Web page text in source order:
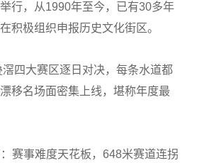
行，从1990年至今，已有30多年
积极组织申报历史文化街区。
四大赛区逐日对决，每条水道都
移名场面密集上线，堪称年度最
赛事难度天花板，648米赛道连拐